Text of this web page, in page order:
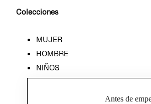
Colecciones
MUJER
HOMBRE
NIÑOS
Antes de